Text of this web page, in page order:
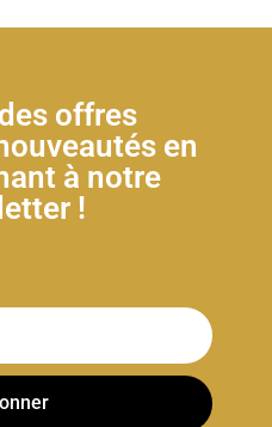
offres
en
à notre
!